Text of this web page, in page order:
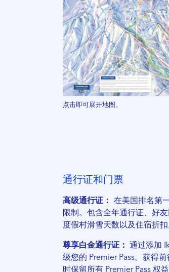
点击即可展开地图。
通行证和门票
高级通行证：在美国排名第
限制。包含全年通行证、好
度假村滑雪天数以及住宿折扣
尊享白金通行证：
通过添加
级您的 Premier Pass。获得
时保留所有 Premier Pass 权